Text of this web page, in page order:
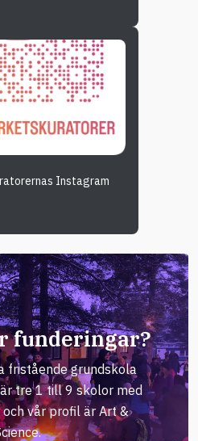
Instagram
funderingar?
fristående grundskola
tre 1 till 9 skolor med
vår profil är Art &